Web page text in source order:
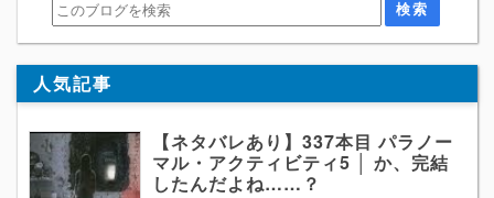
人気記事
【ネタバレあり】337本目 パラノー
マル・アクティビティ5 │ か、完結
したんだよね……？